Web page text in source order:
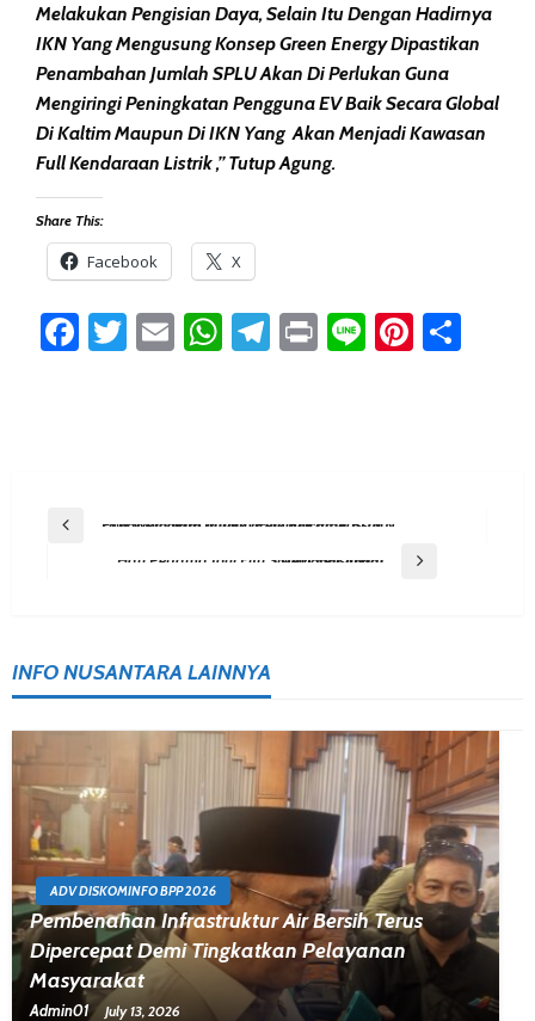
Melakukan Pengisian Daya, Selain Itu Dengan Hadirnya
IKN Yang Mengusung Konsep Green Energy Dipastikan
Penambahan Jumlah SPLU Akan Di Perlukan Guna
Mengiringi Peningkatan Pengguna EV Baik Secara Global
Di Kaltim Maupun Di IKN Yang Akan Menjadi Kawasan
Full Kendaraan Listrik ,” Tutup Agung.
Share This:
Facebook X
Facebook
Twitter
EmailWhatsApp
Telegram
PrintLine
Post
Navigation
Previous Post
PLN Wujudkan Impian Pemudik Makassar Lewat Program Mudik Asyik Bersama BUMN
Hari Pertama Idul Fitri Sistem Kelistrikan Nasional Andal
INFO NUSANTARA LAINNYA
ADV DISKOMINFO BPP 2026
Pembenahan Infrastruktur Air Bersih Terus
Dipercepat Demi Tingkatkan Pelayanan
Masyarakat
Admin01 July 13, 2026